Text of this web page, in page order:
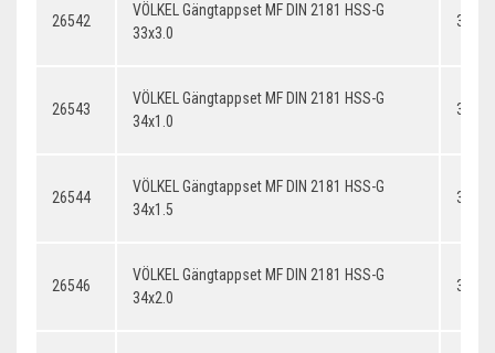
26542
VÖLKEL Gängtappset MF DIN 2181 HSS-G
33x3.0
26543
VÖLKEL Gängtappset MF DIN 2181 HSS-G
34x1.0
26544
VÖLKEL Gängtappset MF DIN 2181 HSS-G
34x1.5
26546
VÖLKEL Gängtappset MF DIN 2181 HSS-G
34x2.0